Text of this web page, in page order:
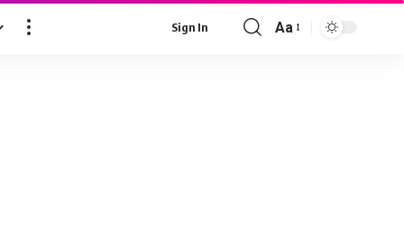
Sign In
Font
Aa